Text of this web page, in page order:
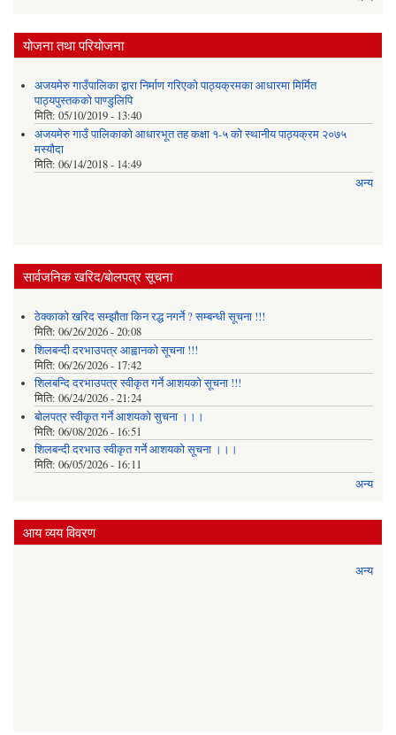
योजना तथा परियोजना
अजयमेरु गाउँपालिका द्वारा निर्माण गरिएको पाठ्यक्रमका आधारमा मिर्मित
पाठ्यपुस्तकको पाण्डुलिपि
मिति: 05/10/2019 - 13:40
अजयमेरु गाउँ पालिकाको आधारभूत तह कक्षा १-५ को स्थानीय पाठ्यक्रम २०७५
मस्यौदा
मिति: 06/14/2018 - 14:49
अन्य
सार्वजनिक खरिद/बोलपत्र सूचना
ठेक्काको खरिद सम्झौता किन रद्ध नगर्ने ? सम्बन्धी सूचना !!!
मिति: 06/26/2026 - 20:08
शिलबन्दी दरभाउपत्र आह्वानको सूचना !!!
मिति: 06/26/2026 - 17:42
शिलबन्दि दरभाउपत्र स्वीकृत गर्ने आशयकाे सूचना !!!
मिति: 06/24/2026 - 21:24
बोलपत्र स्वीकृत गर्ने आशयको सुचना ।।।
मिति: 06/08/2026 - 16:51
शिलबन्दी दरभाउ स्वीकृत गर्ने आशयको सूचना ।।।
मिति: 06/05/2026 - 16:11
अन्य
आय व्यय विवरण
अन्य